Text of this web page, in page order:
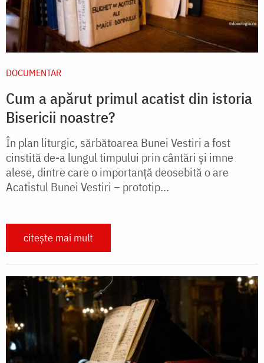
DOCUMENTAR
Cum a apărut primul acatist din istoria
Bisericii noastre?
În plan liturgic, sărbătoarea Bunei Vestiri a fost
cinstită de-a lungul timpului prin cântări și imne
alese, dintre care o importanță deosebită o are
Acatistul Bunei Vestiri – prototip...
citește mai mult